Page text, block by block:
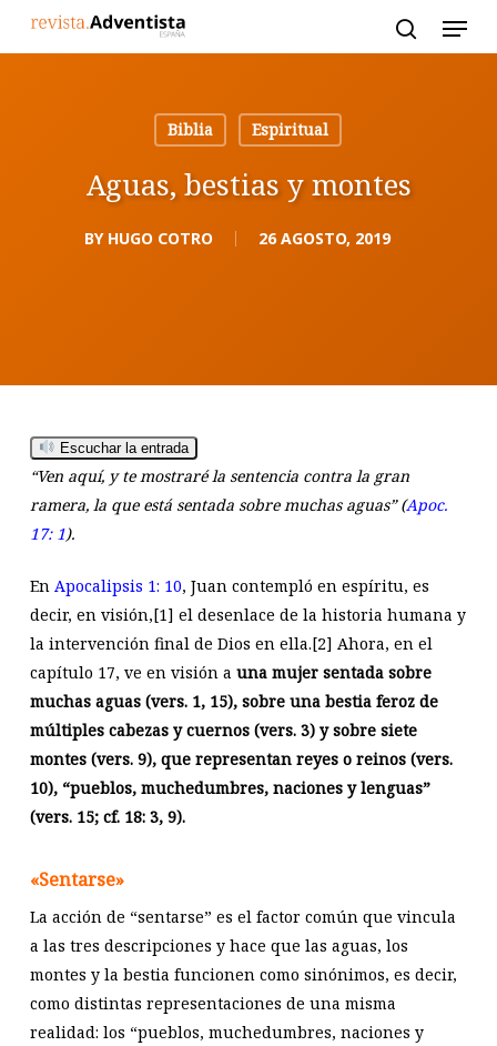
Biblia
Espiritual
Aguas, bestias y montes
BY HUGO COTRO 26 AGOSTO, 2019
Escuchar la entrada
“Ven aquí, y te mostraré la sentencia contra la gran
ramera, la que está sentada sobre muchas aguas” (Apoc.
17: 1).
En Apocalipsis 1: 10, Juan contempló en espíritu, es
decir, en visión,[1] el desenlace de la historia humana y
la intervención final de Dios en ella.[2] Ahora, en el
capítulo 17, ve en visión a una mujer sentada sobre
muchas aguas (vers. 1, 15), sobre una bestia feroz de
múltiples cabezas y cuernos (vers. 3) y sobre siete
montes (vers. 9), que representan reyes o reinos (vers.
10), “pueblos, muchedumbres, naciones y lenguas”
(vers. 15; cf. 18: 3, 9).
«Sentarse»
La acción de “sentarse” es el factor común que vincula
a las tres descripciones y hace que las aguas, los
montes y la bestia funcionen como sinónimos, es decir,
como distintas representaciones de una misma
realidad: los “pueblos, muchedumbres, naciones y